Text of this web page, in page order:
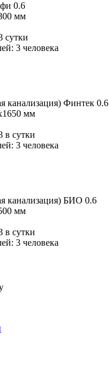
0.6
мм
сутки
3 человека
канализация) Финтек 0.6
мм
в сутки
3 человека
канализация) БИО 0.6
мм
в сутки
3 человека